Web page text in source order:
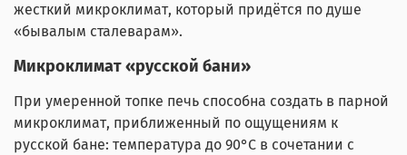
жесткий микроклимат, который придётся по душе
«бывалым сталеварам».
Микроклимат «русской бани»
При умеренной топке печь способна создать в парной
микроклимат, приближенный по ощущениям к
русской бане: температура до 90°С в сочетании с